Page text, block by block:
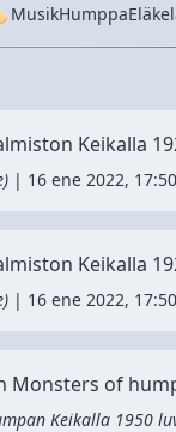
Tags
MusikHumppa
Keikalla
) | 16 ene 2022,
Keikalla
) | 16 ene 2022,
of
Keikalla 1950